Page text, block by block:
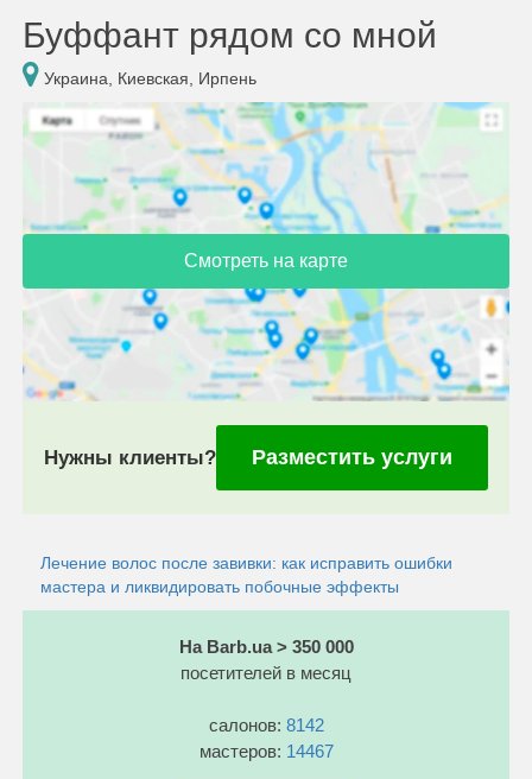
Буффант рядом со мной
Украина, Киевская, Ирпень
Смотреть на карте
Нужны клиенты? Разместить услуги
Лечение волос после завивки: как исправить ошибки
мастера и ликвидировать побочные эффекты
На Barb.ua > 350 000
посетителей в месяц
салонов: 8142
мастеров: 14467